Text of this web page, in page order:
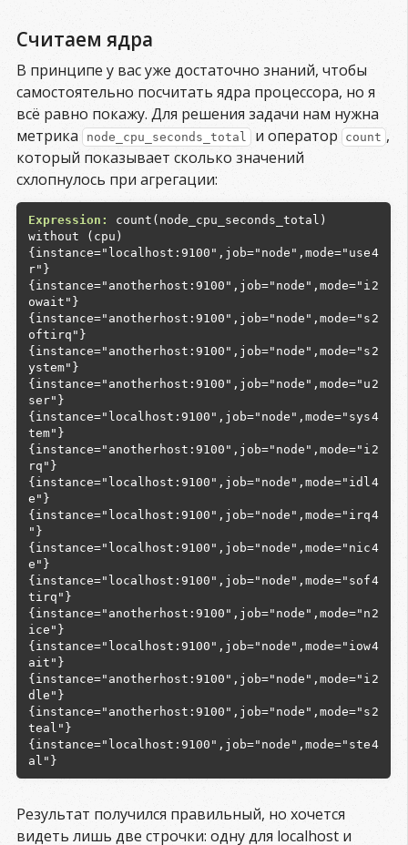
Считаем ядра
В принципе у вас уже достаточно знаний, чтобы
самостоятельно посчитать ядра процессора, но я
всё равно покажу. Для решения задачи нам нужна
метрика
node_cpu_seconds_total и оператор count ,
который показывает сколько значений
схлопнулось при агрегации:
Expression:
count(node_cpu_seconds_total)
4
{instance="localhost:9100",job="node",mode="use
2
{instance="anotherhost:9100",job="node",mode="i
2
{instance="anotherhost:9100",job="node",mode="s
2
{instance="anotherhost:9100",job="node",mode="s
2
{instance="anotherhost:9100",job="node",mode="u
4
{instance="localhost:9100",job="node",mode="sys
2
{instance="anotherhost:9100",job="node",mode="i
4
{instance="localhost:9100",job="node",mode="idl
4
{instance="localhost:9100",job="node",mode="irq
4
{instance="localhost:9100",job="node",mode="nic
4
{instance="localhost:9100",job="node",mode="sof
2
{instance="anotherhost:9100",job="node",mode="n
4
{instance="localhost:9100",job="node",mode="iow
2
{instance="anotherhost:9100",job="node",mode="i
2
{instance="anotherhost:9100",job="node",mode="s
4
{instance="localhost:9100",job="node",mode="ste
Результат получился правильный, но хочется
видеть лишь две строчки: одну для localhost и